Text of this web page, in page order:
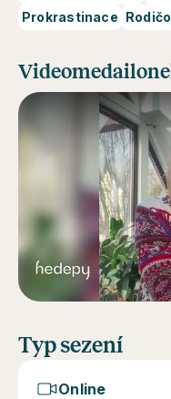
Prokrastinace
Typ sezení
Online